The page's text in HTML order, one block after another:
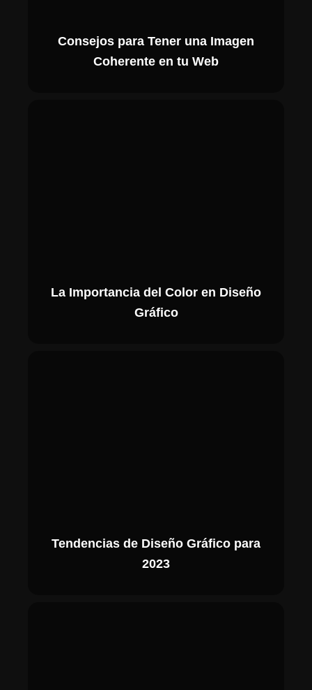
Consejos para Tener una Imagen
Coherente en tu Web
La Importancia del Color en Diseño
Gráfico
Tendencias de Diseño Gráfico para
2023